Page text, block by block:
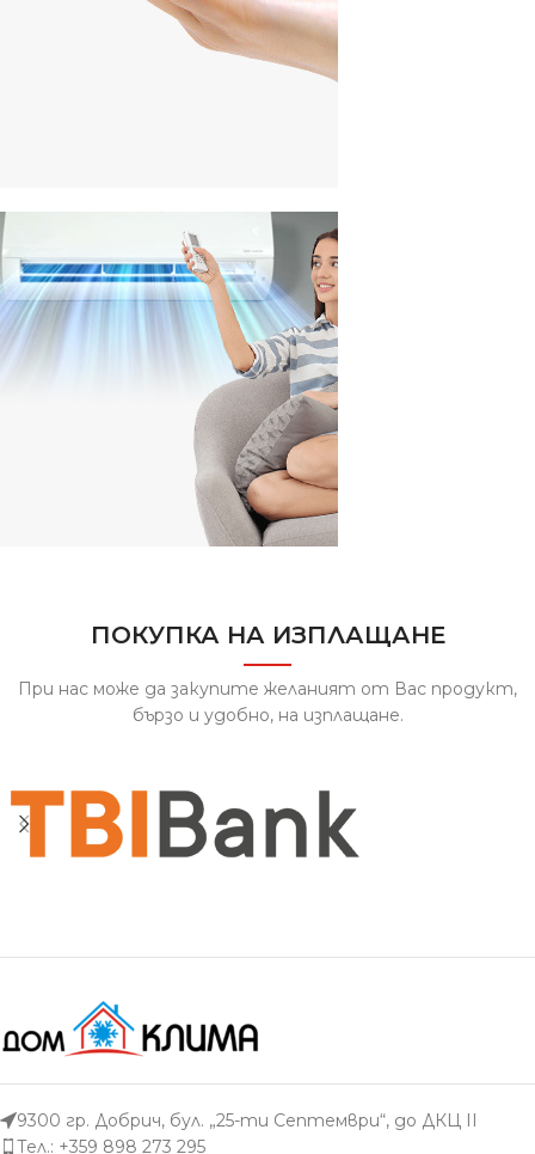
ЕНЕРГИЯ И ПАРИ
КОМФОРТ
ПОКУПКА НА ИЗПЛАЩАНЕ
При нас може да закупите желаният от Вас продукт,
бързо и удобно, на изплащане.
9300 гр. Добрич, бул. „25-ти Септември“, до ДКЦ II
Тел.: +359 898 273 295